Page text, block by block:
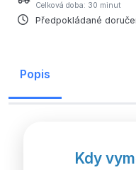
Celková doba: 30 minut
Předpokládané
Popis
Kdy